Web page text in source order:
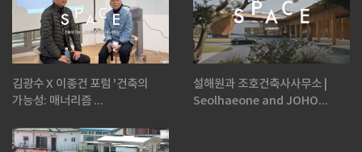
김광수 X 이종건 포럼 '건축의
가능성: 매너리즘 ...
설해원과 조호건축사사무소 |
Seolhaeone and JOHO...